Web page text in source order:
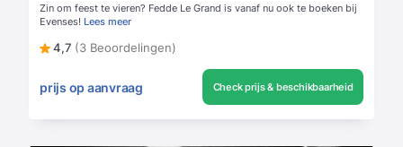
Zin om feest te vieren? Fedde Le Grand is vanaf nu ook te boeken bij
Evenses! Lees meer
4,7 (3 Beoordelingen)
prijs op aanvraag Check prijs & beschikbaarheid